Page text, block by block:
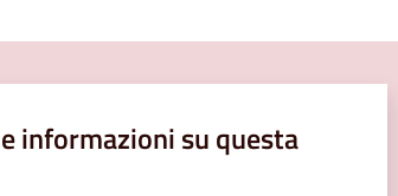
informazioni su questa